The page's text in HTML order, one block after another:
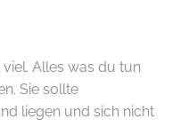
Alles was du tun
Sie sollte
liegen und sich nicht